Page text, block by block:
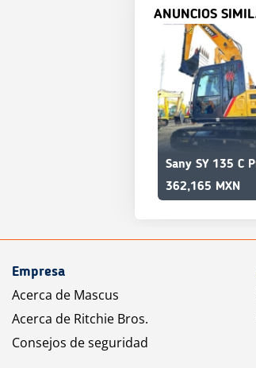
ANUNCIOS
Sany SY 135 C
362,165 MXN
Empresa
Acerca de Mascus
Acerca de Ritchie Bros.
Consejos de seguridad